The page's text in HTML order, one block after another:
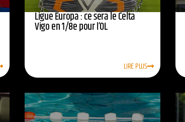
Ligue Europa : ce sera le Celta
Vigo en 1/8e pour l’OL
LIRE PLUS